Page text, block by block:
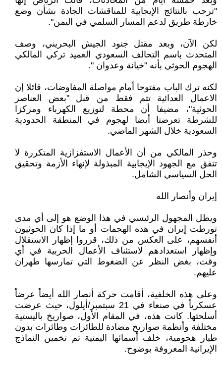
"ترحب بالنتائج الإيجابية للمناقشات الجادة بشأن وضع
خارطة طريق لدعم المسار السلمي في اليمن".
لكن الآن، وبعد مقتل جنود الجيش البحريني، وصف
المتحدث باسم التحالف السعودي العميد تركي المالكي
الهجوم الحوثي بأنه "خيانة وعدوان ".
لكنه ترك الباب مفتوحا أمام مواصلة المفاوضات، قائلا إن
الاعمال العدائية تتم فقط من قبل "بعض العناصر
الحوثية"، مضيفا أن محطة لتوزيع الكهرباء ومركزا
للشرطة تعرضتا أيضا لهجوم في المنطقة الحدودية
السعودية خلال الشهر الماضي.
وحذر المالكي من أن الأعمال الاستفزازية المتكررة لا
تتفق مع الجهود الإيجابية المبذولة لإنهاء الأزمة وتحقيق
الحل السياسي الشامل.
إيران وأنصار الله
ويظل المجهول الرئيسي في هذا الوضع هو إلى أي مدى
تورطت إيران في هذه الهجمات أو ما إذا كان الحوثيون
أنفسهم، على العكس من ذلك، قرروا إظهار الاستقلال
وإظهار استعدادهم لاستئناف الأعمال الحربية في أي
وقت، بغض النظر عن الضغوط التي تمارسها طهران
عليهم.
وعلى هذه الخلفية، أقامت حركة أنصار الله أيضاً عرضاً
عسكرياً في صنعاء في 21 سبتمبر/أيلول، حيث عرضت
أسلحتها. كانت هذه، في المقام الأول، صواريخ باليستية
مختلفة وأنظمة صواريخ مضادة للطائرات وطائرات بدون
طيار هجومية، خلف أسمائها اليمنية تم تخمين النماذج
الإيرانية المعروفة بوضوح.